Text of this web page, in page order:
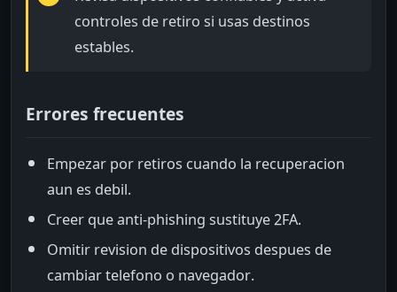
controles de retiro si usas destinos
estables.
Errores frecuentes
Empezar por retiros cuando la recuperacion
aun es debil.
Creer que anti-phishing sustituye 2FA.
Omitir revision de dispositivos despues de
cambiar telefono o navegador.